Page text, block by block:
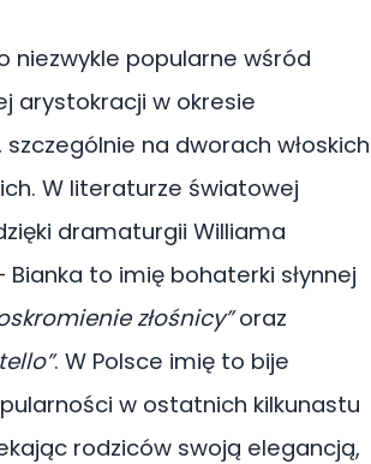
niezwykle popularne wśród
arystokracji w okresie
szczególnie na dworach włoskich
W literaturze światowej
dramaturgii Williama
Bianka to imię bohaterki słynnej
złośnicy”oraz
. W Polsce imię to bije
w ostatnich kilkunastu
rodziców swoją elegancją,